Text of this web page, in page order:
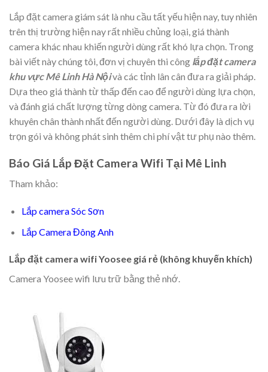
Lắp đặt camera giám sát là nhu cầu tất yếu hiện nay, tuy nhiên
trên thị trường hiện nay rất nhiều chủng loại, giá thành
camera khác nhau khiến người dùng rất khó lựa chọn. Trong
bài viết này chúng tôi, đơn vị chuyên thi công lắp đặt camera
khu vực Mê Linh Hà Nộivà các tỉnh lân cân đưa ra giải pháp.
Dựa theo giá thành từ thấp đến cao để người dùng lựa chọn,
và đánh giá chất lượng từng dòng camera. Từ đó đưa ra lời
khuyên chân thành nhất đến người dùng. Dưới đây là dịch vụ
trọn gói và không phát sinh thêm chi phí vật tư phụ nào thêm.
Báo Giá Lắp Đặt Camera Wifi Tại Mê Linh
Tham khảo:
Lắp camera Sóc Sơn
Lắp Camera Đông Anh
Lắp đặt camera wifi Yoosee giá rẻ (không khuyến khích)
Camera Yoosee wifi lưu trữ bằng thẻ nhớ.